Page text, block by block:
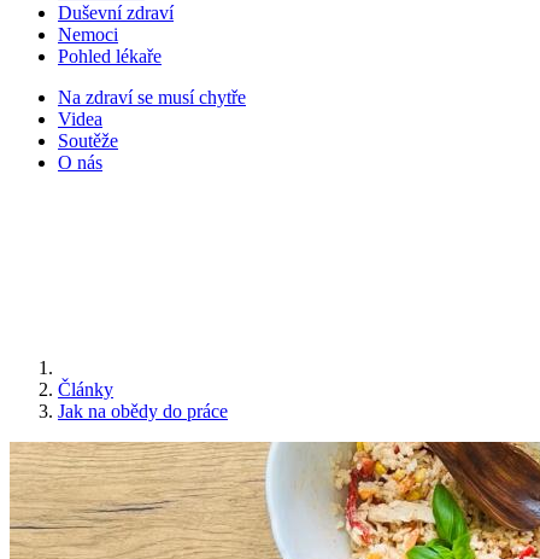
Duševní zdraví
Nemoci
Pohled lékaře
Na zdraví se musí chytře
Videa
Soutěže
O nás
Články
Jak na obědy do práce